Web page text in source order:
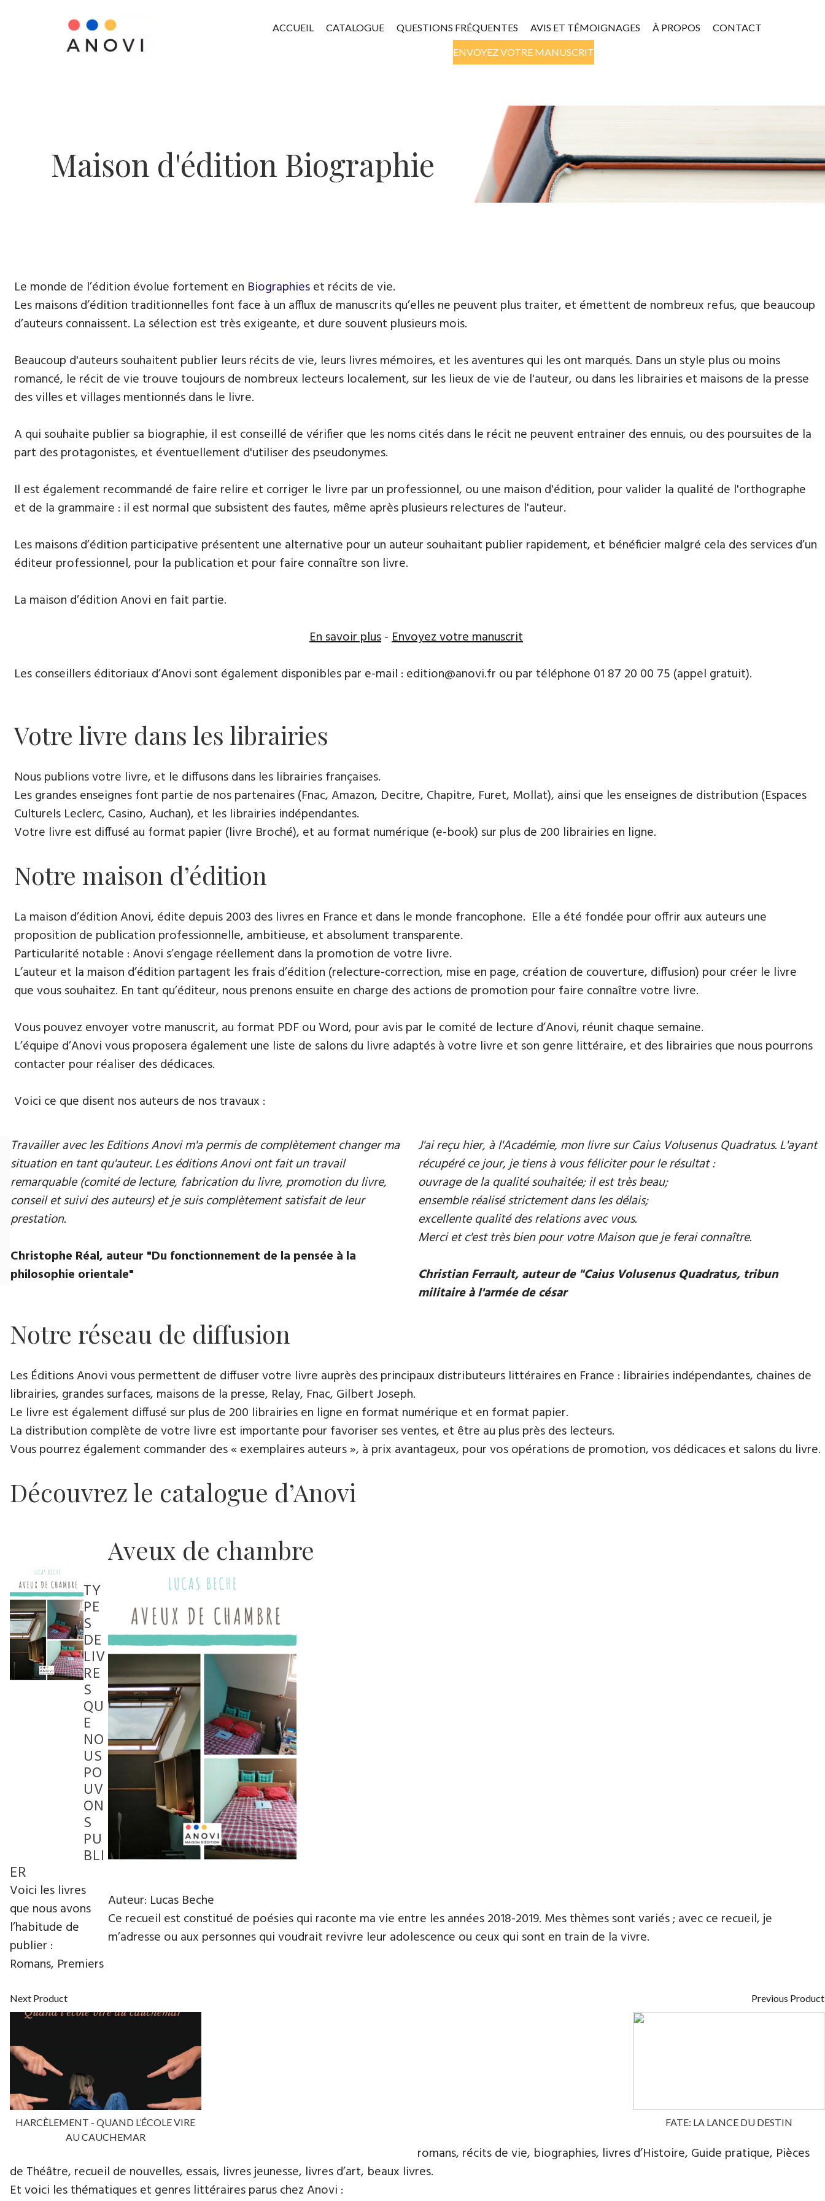
ACCUEIL CATALOGUE QUESTIONS FRÉQUENTES AVIS ET TÉMOIGNAGES À PROPOS CONTACT
ENVOYEZ VOTRE MANUSCRIT
Maison d'édition Biographie
Le monde de l’édition évolue fortement en Biographieset récits de vie.
Les maisons d’édition traditionnelles font face à un afflux de manuscrits qu’elles ne peuvent plus traiter, et émettent de nombreux refus, que beaucoup
d’auteurs connaissent. La sélection est très exigeante, et dure souvent plusieurs mois.
Beaucoup d'auteurs souhaitent publier leurs récits de vie, leurs livres mémoires, et les aventures qui les ont marqués. Dans un style plus ou moins
romancé, le récit de vie trouve toujours de nombreux lecteurs localement, sur les lieux de vie de l'auteur, ou dans les librairies et maisons de la presse
des villes et villages mentionnés dans le livre.
A qui souhaite publier sa biographie, il est conseillé de vérifier que les noms cités dans le récit ne peuvent entrainer des ennuis, ou des poursuites de la
part des protagonistes, et éventuellement d'utiliser des pseudonymes.
Il est également recommandé de faire relire et corriger le livre par un professionnel, ou une maison d'édition, pour valider la qualité de l'orthographe
et de la grammaire : il est normal que subsistent des fautes, même après plusieurs relectures de l'auteur.
Les maisons d’édition participative présentent une alternative pour un auteur souhaitant publier rapidement, et bénéficier malgré cela des services d’un
éditeur professionnel, pour la publication et pour faire connaître son livre.
La maison d’édition Anovi en fait partie.
En savoir plus-Envoyez votre manuscrit
Les conseillers éditoriaux d’Anovi sont également disponibles par e-mail : edition@anovi.fr ou par téléphone 01 87 20 00 75 (appel gratuit).
Votre livre dans les librairies
Nous publions votre livre, et le diffusons dans les librairies françaises.
Les grandes enseignes font partie de nos partenaires (Fnac, Amazon, Decitre, Chapitre, Furet, Mollat), ainsi que les enseignes de distribution (Espaces
Culturels Leclerc, Casino, Auchan), et les librairies indépendantes.
Votre livre est diffusé au format papier (livre Broché), et au format numérique (e-book) sur plus de 200 librairies en ligne.
Notre maison d’édition
La maison d’édition Anovi, édite depuis 2003 des livres en France et dans le monde francophone. Elle a été fondée pour offrir aux auteurs une
proposition de publication professionnelle, ambitieuse, et absolument transparente.
Particularité notable : Anovi s’engage réellement dans la promotion de votre livre.
L’auteur et la maison d’édition partagent les frais d’édition (relecture-correction, mise en page, création de couverture, diffusion) pour créer le livre
que vous souhaitez. En tant qu’éditeur, nous prenons ensuite en charge des actions de promotion pour faire connaître votre livre.
Vous pouvez envoyer votre manuscrit, au format PDF ou Word, pour avis par le comité de lecture d’Anovi, réunit chaque semaine.
L’équipe d’Anovi vous proposera également une liste de salons du livre adaptés à votre livre et son genre littéraire, et des librairies que nous pourrons
contacter pour réaliser des dédicaces.
Voici ce que disent nos auteurs de nos travaux :
Travailler avec les Editions Anovi m'a permis de complètement changer ma
situation en tant qu'auteur. Les éditions Anovi ont fait un travail
remarquable (comité de lecture, fabrication du livre, promotion du livre,
conseil et suivi des auteurs) et je suis complètement satisfait de leur
prestation.
Christophe Réal, auteur "Du fonctionnement de la pensée à la
philosophie orientale"
J'ai reçu hier, à l'Académie, mon livre sur Caius Volusenus Quadratus. L'ayant
récupéré ce jour, je tiens à vous féliciter pour le résultat :
ouvrage de la qualité souhaitée; il est très beau;
ensemble réalisé strictement dans les délais;
excellente qualité des relations avec vous.
Merci et c'est très bien pour votre Maison que je ferai connaître.
Christian Ferrault, auteur de "Caius Volusenus Quadratus, tribun
militaire à l'armée de césar
Notre réseau de diffusion
Les Éditions Anovi vous permettent de diffuser votre livre auprès des principaux distributeurs littéraires en France : librairies indépendantes, chaines de
librairies, grandes surfaces, maisons de la presse, Relay, Fnac, Gilbert Joseph.
Le livre est également diffusé sur plus de 200 librairies en ligne en format numérique et en format papier.
La distribution complète de votre livre est importante pour favoriser ses ventes, et être au plus près des lecteurs.
Vous pourrez également commander des « exemplaires auteurs », à prix avantageux, pour vos opérations de promotion, vos dédicaces et salons du livre.
Découvrez le catalogue d’Anovi
Aveux de chambre
Auteur: Lucas Beche
Ce recueil est constitué de poésies qui raconte ma vie entre les années 2018-2019. Mes thèmes sont variés ; avec ce recueil, je
m’adresse ou aux personnes qui voudrait revivre leur adolescence ou ceux qui sont en train de la vivre.
Next Product
HARCÈLEMENT - QUAND L’ÉCOLE VIRE
AU CAUCHEMAR
Previous Product
FATE: LA LANCE DU DESTIN
TY
PE
S
DE
LIV
RE
S
QU
E
NO
US
PO
UV
ON
S
PU
BLI
ER
Voici les livres
que nous avons
l’habitude de
publier :
Romans, Premiers
romans, récits de vie, biographies, livres d’Histoire, Guide pratique, Pièces
de Théâtre, recueil de nouvelles, essais, livres jeunesse, livres d’art, beaux livres.
Et voici les thématiques et genres littéraires parus chez Anovi :